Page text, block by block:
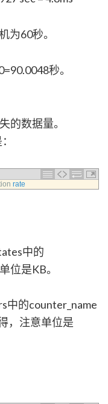
为60秒。
秒。
的数据量。
rate
中的
位是KB。
中的counter_name
，注意单位是